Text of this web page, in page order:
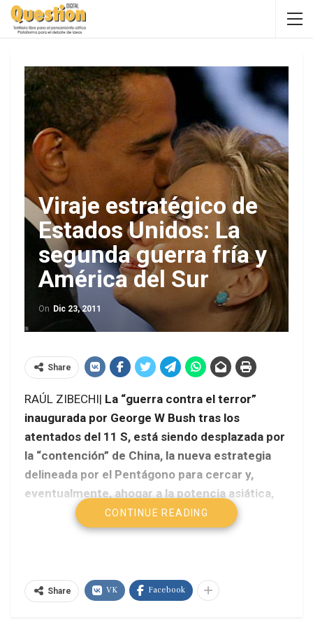
Viraje estratégico de
Estados Unidos: La
segunda guerra fría y
América del Sur
On Dic 23, 2011
Share
RAÚL ZIBECHI| La “guerra contra el terror”
inaugurada por George W Bush tras los
atentados del 11 S, está siendo desplazada por
la “contención” de China, la nueva estrategia
delineada por el Pentágono para cercar y,
eventualmente, ahogar a la potencia asiática,
con el objetivo de mantener la supremacía
global. El último viraje del imperio involucra de
CONTINUE READING
Share VK Facebook